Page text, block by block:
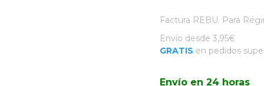
Factura REBU. Para
Envío desde 3,95€
GRATIS en pedidos
Envío en 24 horas